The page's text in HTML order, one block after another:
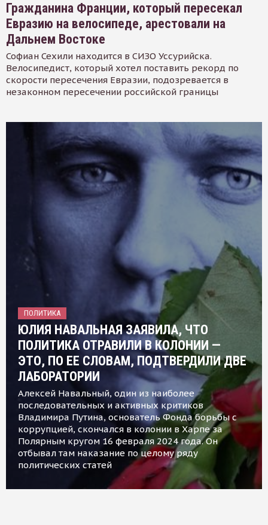
Гражданина Франции, который пересекал
Евразию на велосипеде, арестовали на
Дальнем Востоке
Софиан Сехили находится в СИЗО Уссурийска.
Велосипедист, который хотел поставить рекорд по
скорости пересечения Евразии, подозревается в
незаконном пересечении российской границы
ПОЛИТИКА
ЮЛИЯ НАВАЛЬНАЯ ЗАЯВИЛА, ЧТО
ПОЛИТИКА ОТРАВИЛИ В КОЛОНИИ —
ЭТО, ПО ЕЕ СЛОВАМ, ПОДТВЕРДИЛИ ДВЕ
ЛАБОРАТОРИИ
Алексей Навальный, один из наиболее
последовательных и активных критиков
Владимира Путина, основатель Фонда борьбы с
коррупцией, скончался в колонии в Харпе за
Полярным кругом 16 февраля 2024 года. Он
отбывал там наказание по целому ряду
политических статей